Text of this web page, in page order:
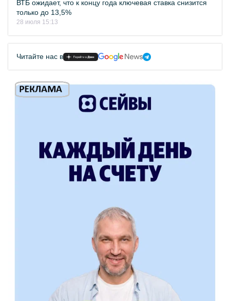
ВТБ ожидает, что к концу года ключевая ставка снизится
только до 13,5%
28 июля 15:13
Читайте нас в